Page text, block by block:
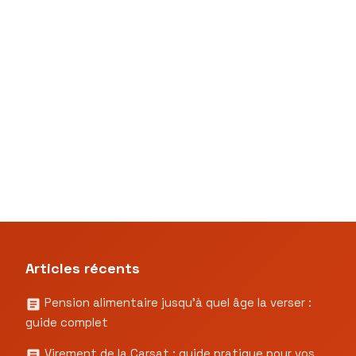
Articles récents
Pension alimentaire jusqu’à quel âge la verser :
guide complet